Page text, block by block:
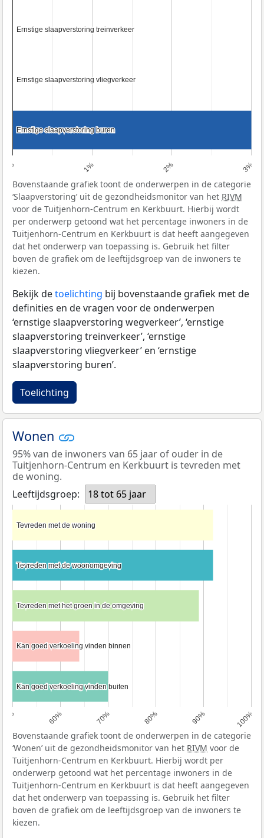
0% 1% 2% 3%
Ernstige slaapverstoring treinverkeer
Ernstige slaapverstoring treinverkeer
Ernstige slaapverstoring vliegverkeer
Ernstige slaapverstoring vliegverkeer
Ernstige slaapverstoring buren
Ernstige slaapverstoring buren
Bovenstaande grafiek toont de onderwerpen in de categorie
‘Slaapverstoring’ uit de gezondheidsmonitor van het RIVM
voor de Tuitjenhorn-Centrum en Kerkbuurt. Hierbij wordt
per onderwerp getoond wat het percentage inwoners in de
Tuitjenhorn-Centrum en Kerkbuurt is dat heeft aangegeven
dat het onderwerp van toepassing is. Gebruik het filter
boven de grafiek om de leeftijdsgroep van de inwoners te
kiezen.
Bekijk detoelichting bij bovenstaande grafiek met de
definities en de vragen voor de onderwerpen
‘ernstige slaapverstoring wegverkeer’, ‘ernstige
slaapverstoring treinverkeer’, ‘ernstige
slaapverstoring vliegverkeer’ en ‘ernstige
slaapverstoring buren’.
Toelichting
Wonen
95% van de inwoners van 65 jaar of ouder in de
Tuitjenhorn-Centrum en Kerkbuurt is tevreden met
de woning.
Leeftijdsgroep:
18 tot 65 jaar
50% 60% 70% 80% 90% 100%
Tevreden met de woning
Tevreden met de woning
Tevreden met de woonomgeving
Tevreden met de woonomgeving
Tevreden met het groen in de omgeving
Tevreden met het groen in de omgeving
Kan goed verkoeling vinden binnen
Kan goed verkoeling vinden binnen
Kan goed verkoeling vinden buiten
Kan goed verkoeling vinden buiten
Bovenstaande grafiek toont de onderwerpen in de categorie
‘Wonen’ uit de gezondheidsmonitor van het RIVM voor de
Tuitjenhorn-Centrum en Kerkbuurt. Hierbij wordt per
onderwerp getoond wat het percentage inwoners in de
Tuitjenhorn-Centrum en Kerkbuurt is dat heeft aangegeven
dat het onderwerp van toepassing is. Gebruik het filter
boven de grafiek om de leeftijdsgroep van de inwoners te
kiezen.